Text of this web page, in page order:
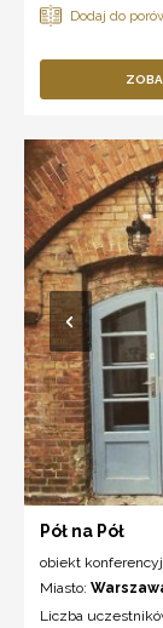
Pół na Pół
obiekt
Miasto:
Liczba